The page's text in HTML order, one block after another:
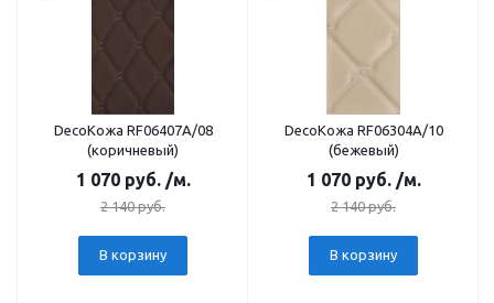
DecoКожа RF06407А/08
(коричневый)
1 070руб. /м.
2 140руб.
В корзину
DecoКожа RF06304А/10
(бежевый)
1 070руб. /м.
2 140руб.
В корзину